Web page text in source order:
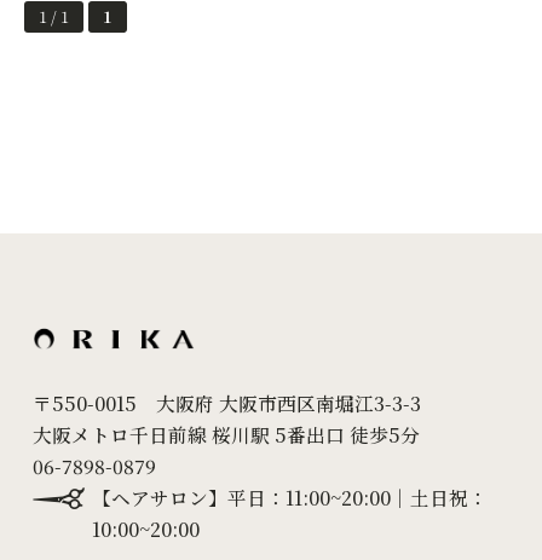
1 / 1 1
〒550-0015 大阪府 大阪市西区南堀江3-3-3
大阪メトロ千日前線 桜川駅 5番出口 徒歩5分
06-7898-0879
【ヘアサロン】平日：11:00~20:00｜土日祝：
10:00~20:00